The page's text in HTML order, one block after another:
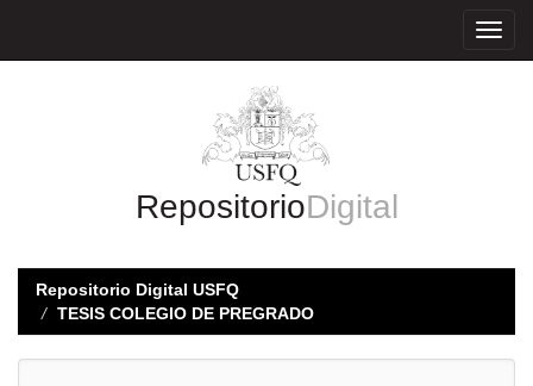
RepositorioDigital
Repositorio Digital USFQ
TESIS COLEGIO DE PREGRADO